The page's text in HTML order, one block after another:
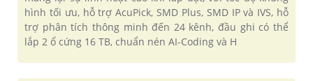
hình tối ưu, hỗ trợ AcuPick, SMD Plus, SMD IP và IVS, hỗ
trợ phân tích thông minh đến 24 kênh, đầu ghi có thể
lắp 2 ổ cứng 16 TB, chuẩn nén AI-Coding và H